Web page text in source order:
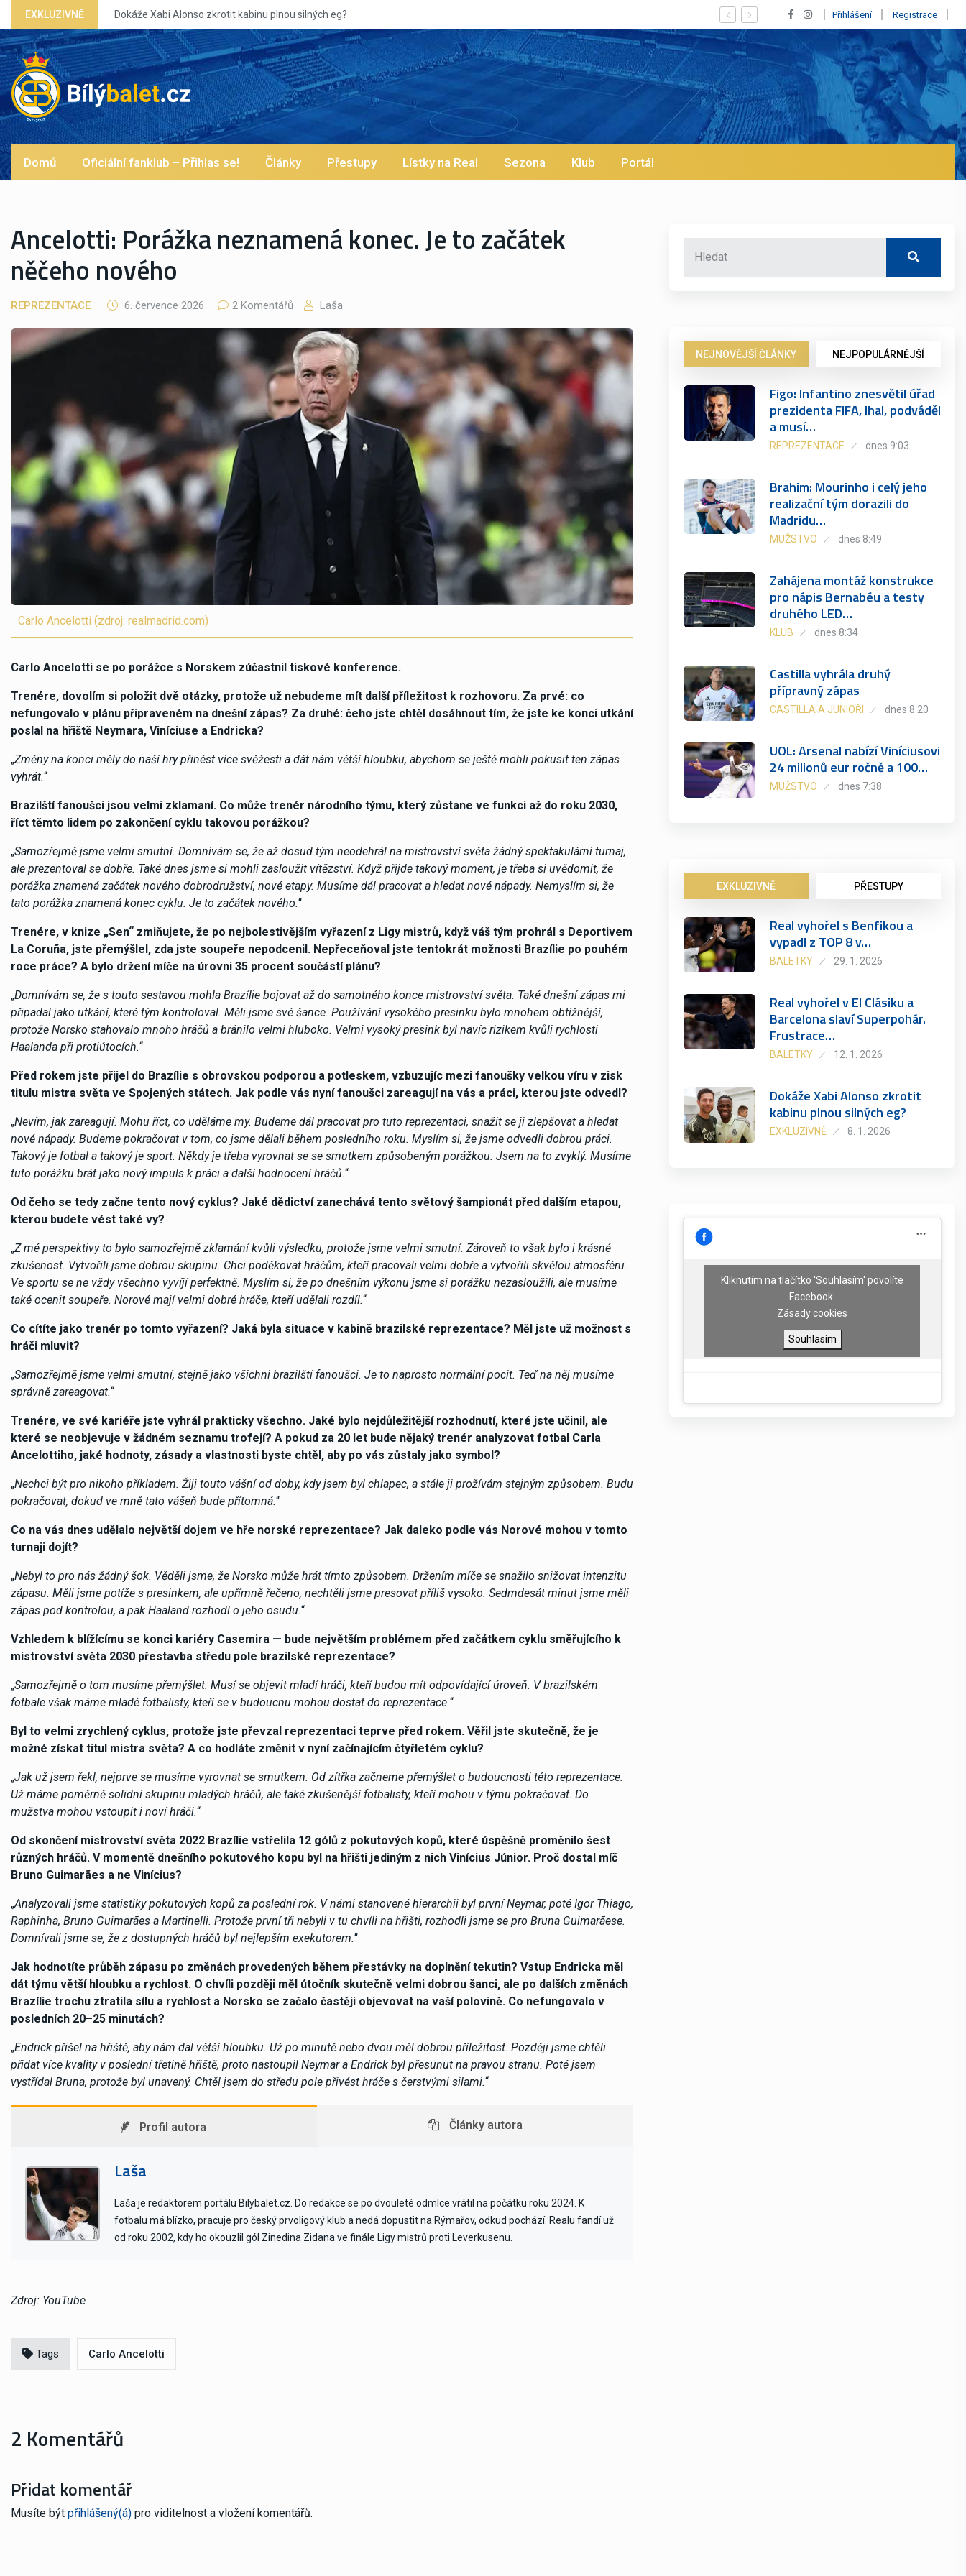
EXKLUZIVNĚ Vypískaný Vinícius! Blíží se jeho odchod z Realu a pustí se klub na trh už v lednu? | BALETKY #33 Přihlášení Registrace
Domů Oficiální fanklub – Přihlas se! Články Přestupy Lístky na Real Sezona Klub Portál
Ancelotti: Porážka neznamená konec. Je to začátek
něčeho nového
REPREZENTACE 6. července 2026 2 Komentářů Laša
Carlo Ancelotti (zdroj: realmadrid.com)
Carlo Ancelotti se po porážce s Norskem zúčastnil tiskové konference.
Trenére, dovolím si položit dvě otázky, protože už nebudeme mít další příležitost k rozhovoru. Za prvé: co
nefungovalo v plánu připraveném na dnešní zápas? Za druhé: čeho jste chtěl dosáhnout tím, že jste ke konci utkání
poslal na hřiště Neymara, Viníciuse a Endricka?
„Změny na konci měly do naší hry přinést více svěžesti a dát nám větší hloubku, abychom se ještě mohli pokusit ten zápas
vyhrát.“
Brazilští fanoušci jsou velmi zklamaní. Co může trenér národního týmu, který zůstane ve funkci až do roku 2030,
říct těmto lidem po zakončení cyklu takovou porážkou?
„Samozřejmě jsme velmi smutní. Domnívám se, že až dosud tým neodehrál na mistrovství světa žádný spektakulární turnaj,
ale prezentoval se dobře. Také dnes jsme si mohli zasloužit vítězství. Když přijde takový moment, je třeba si uvědomit, že
porážka znamená začátek nového dobrodružství, nové etapy. Musíme dál pracovat a hledat nové nápady. Nemyslím si, že
tato porážka znamená konec cyklu. Je to začátek nového.“
Trenére, v knize „Sen“ zmiňujete, že po nejbolestivějším vyřazení z Ligy mistrů, když váš tým prohrál s Deportivem
La Coruña, jste přemýšlel, zda jste soupeře nepodcenil. Nepřeceňoval jste tentokrát možnosti Brazílie po pouhém
roce práce? A bylo držení míče na úrovni 35 procent součástí plánu?
„Domnívám se, že s touto sestavou mohla Brazílie bojovat až do samotného konce mistrovství světa. Také dnešní zápas mi
připadal jako utkání, které tým kontroloval. Měli jsme své šance. Používání vysokého presinku bylo mnohem obtížnější,
protože Norsko stahovalo mnoho hráčů a bránilo velmi hluboko. Velmi vysoký presink byl navíc rizikem kvůli rychlosti
Haalanda při protiútocích.“
Před rokem jste přijel do Brazílie s obrovskou podporou a potleskem, vzbuzujíc mezi fanoušky velkou víru v zisk
titulu mistra světa ve Spojených státech. Jak podle vás nyní fanoušci zareagují na vás a práci, kterou jste odvedl?
„Nevím, jak zareagují. Mohu říct, co uděláme my. Budeme dál pracovat pro tuto reprezentaci, snažit se ji zlepšovat a hledat
nové nápady. Budeme pokračovat v tom, co jsme dělali během posledního roku. Myslím si, že jsme odvedli dobrou práci.
Takový je fotbal a takový je sport. Někdy je třeba vyrovnat se se smutkem způsobeným porážkou. Jsem na to zvyklý. Musíme
tuto porážku brát jako nový impuls k práci a další hodnocení hráčů.“
Od čeho se tedy začne tento nový cyklus? Jaké dědictví zanechává tento světový šampionát před dalším etapou,
kterou budete vést také vy?
„Z mé perspektivy to bylo samozřejmě zklamání kvůli výsledku, protože jsme velmi smutní. Zároveň to však bylo i krásné
zkušenost. Vytvořili jsme dobrou skupinu. Chci poděkovat hráčům, kteří pracovali velmi dobře a vytvořili skvělou atmosféru.
Ve sportu se ne vždy všechno vyvíjí perfektně. Myslím si, že po dnešním výkonu jsme si porážku nezasloužili, ale musíme
také ocenit soupeře. Norové mají velmi dobré hráče, kteří udělali rozdíl.“
Co cítíte jako trenér po tomto vyřazení? Jaká byla situace v kabině brazilské reprezentace? Měl jste už možnost s
hráči mluvit?
„Samozřejmě jsme velmi smutní, stejně jako všichni brazilští fanoušci. Je to naprosto normální pocit. Teď na něj musíme
správně zareagovat.“
Trenére, ve své kariéře jste vyhrál prakticky všechno. Jaké bylo nejdůležitější rozhodnutí, které jste učinil, ale
které se neobjevuje v žádném seznamu trofejí? A pokud za 20 let bude nějaký trenér analyzovat fotbal Carla
Ancelottiho, jaké hodnoty, zásady a vlastnosti byste chtěl, aby po vás zůstaly jako symbol?
„Nechci být pro nikoho příkladem. Žiji touto vášní od doby, kdy jsem byl chlapec, a stále ji prožívám stejným způsobem. Budu
pokračovat, dokud ve mně tato vášeň bude přítomná.“
Co na vás dnes udělalo největší dojem ve hře norské reprezentace? Jak daleko podle vás Norové mohou v tomto
turnaji dojít?
„Nebyl to pro nás žádný šok. Věděli jsme, že Norsko může hrát tímto způsobem. Držením míče se snažilo snižovat intenzitu
zápasu. Měli jsme potíže s presinkem, ale upřímně řečeno, nechtěli jsme presovat příliš vysoko. Sedmdesát minut jsme měli
zápas pod kontrolou, a pak Haaland rozhodl o jeho osudu.“
Vzhledem k blížícímu se konci kariéry Casemira — bude největším problémem před začátkem cyklu směřujícího k
mistrovství světa 2030 přestavba středu pole brazilské reprezentace?
„Samozřejmě o tom musíme přemýšlet. Musí se objevit mladí hráči, kteří budou mít odpovídající úroveň. V brazilském
fotbale však máme mladé fotbalisty, kteří se v budoucnu mohou dostat do reprezentace.“
Byl to velmi zrychlený cyklus, protože jste převzal reprezentaci teprve před rokem. Věřil jste skutečně, že je
možné získat titul mistra světa? A co hodláte změnit v nyní začínajícím čtyřletém cyklu?
„Jak už jsem řekl, nejprve se musíme vyrovnat se smutkem. Od zítřka začneme přemýšlet o budoucnosti této reprezentace.
Už máme poměrně solidní skupinu mladých hráčů, ale také zkušenější fotbalisty, kteří mohou v týmu pokračovat. Do
mužstva mohou vstoupit i noví hráči.“
Od skončení mistrovství světa 2022 Brazílie vstřelila 12 gólů z pokutových kopů, které úspěšně proměnilo šest
různých hráčů. V momentě dnešního pokutového kopu byl na hřišti jediným z nich Vinícius Júnior. Proč dostal míč
Bruno Guimarães a ne Vinícius?
„Analyzovali jsme statistiky pokutových kopů za poslední rok. V námi stanovené hierarchii byl první Neymar, poté Igor Thiago,
Raphinha, Bruno Guimarães a Martinelli. Protože první tři nebyli v tu chvíli na hřišti, rozhodli jsme se pro Bruna Guimarãese.
Domnívali jsme se, že z dostupných hráčů byl nejlepším exekutorem.“
Jak hodnotíte průběh zápasu po změnách provedených během přestávky na doplnění tekutin? Vstup Endricka měl
dát týmu větší hloubku a rychlost. O chvíli později měl útočník skutečně velmi dobrou šanci, ale po dalších změnách
Brazílie trochu ztratila sílu a rychlost a Norsko se začalo častěji objevovat na vaší polovině. Co nefungovalo v
posledních 20–25 minutách?
„Endrick přišel na hřiště, aby nám dal větší hloubku. Už po minutě nebo dvou měl dobrou příležitost. Později jsme chtěli
přidat více kvality v poslední třetině hřiště, proto nastoupil Neymar a Endrick byl přesunut na pravou stranu. Poté jsem
vystřídal Bruna, protože byl unavený. Chtěl jsem do středu pole přivést hráče s čerstvými silami.“
Profil autora Články autora
Laša
Laša je redaktorem portálu Bilybalet.cz. Do redakce se po dvouleté odmlce vrátil na počátku roku 2024. K
fotbalu má blízko, pracuje pro český prvoligový klub a nedá dopustit na Rýmařov, odkud pochází. Realu fandí už
od roku 2002, kdy ho okouzlil gól Zinedina Zidana ve finále Ligy mistrů proti Leverkusenu.
Zdroj: YouTube
Tags Carlo Ancelotti
2 Komentářů
Přidat komentář
Musíte být přihlášený(á) pro viditelnost a vložení komentářů.
NEJNOVĚJŠÍ ČLÁNKY NEJPOPULÁRNĚJŠÍ
Figo: Infantino znesvětil úřad
prezidenta FIFA, lhal, podváděl
a musí…
REPREZENTACE dnes 9:03
Brahim: Mourinho i celý jeho
realizační tým dorazili do
Madridu…
MUŽSTVO dnes 8:49
Zahájena montáž konstrukce
pro nápis Bernabéu a testy
druhého LED…
KLUB dnes 8:34
Castilla vyhrála druhý
přípravný zápas
CASTILLA A JUNIOŘI dnes 8:20
UOL: Arsenal nabízí Viníciusovi
24 milionů eur ročně a 100…
MUŽSTVO dnes 7:38
EXKLUZIVNĚ PŘESTUPY
Real vyhořel s Benfikou a
vypadl z TOP 8 v…
BALETKY 29. 1. 2026
Real vyhořel v El Clásiku a
Barcelona slaví Superpohár.
Frustrace…
BALETKY 12. 1. 2026
Dokáže Xabi Alonso zkrotit
kabinu plnou silných eg?
EXKLUZIVNĚ 8. 1. 2026
Kliknutím na tlačítko 'Souhlasím' povolíte
Facebook
Zásady cookies
Souhlasím